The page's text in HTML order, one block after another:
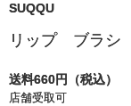
SUQQU
リップ ブラシ
送料660円（税込）
店舗受取可